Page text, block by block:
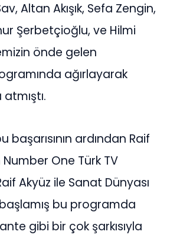
Altan Akışık, Sefa Zengin,
Şerbetçioğlu, ve Hilmi
önde gelen
ağırlayarak
başarısının ardından Raif
One Türk TV
Akyüz ile Sanat Dünyası
bu programda
gibi bir çok şarkısıyla